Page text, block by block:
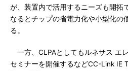
が、装置内で活用するニーズも開拓
なるとチップの省電力化や小型化の
る。
一方、CLPAとしてもルネサス エ
セミナーを開催するなどCC-Link IE